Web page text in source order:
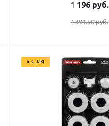
1 196руб.
1 391.50 руб.
АКЦИЯ